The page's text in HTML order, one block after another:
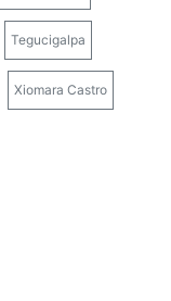
Tegucigalpa
Xiomara Castro